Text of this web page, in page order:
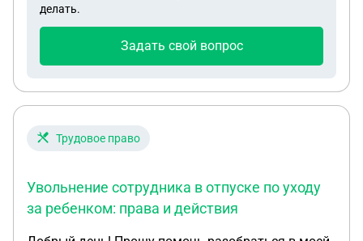
делать.
Задать свой вопрос
Трудовое право
Увольнение сотрудника в отпуске по уходу
за ребенком: права и действия